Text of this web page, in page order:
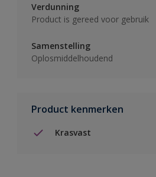
Verdunning
Product is gereed voor gebruik
Samenstelling
Oplosmiddelhoudend
Product kenmerken
Krasvast